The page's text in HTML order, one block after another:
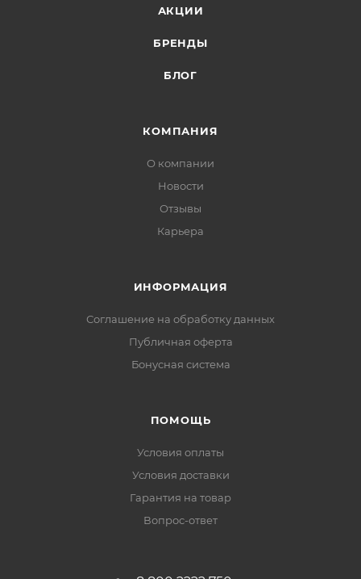
АКЦИИ
БРЕНДЫ
БЛОГ
КОМПАНИЯ
О компании
Новости
Отзывы
Карьера
ИНФОРМАЦИЯ
Соглашение на обработку данных
Публичная оферта
Бонусная система
ПОМОЩЬ
Условия оплаты
Условия доставки
Гарантия на товар
Вопрос-ответ